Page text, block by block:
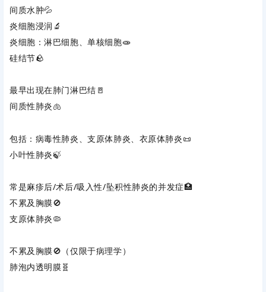
间质水肿💦
炎细胞浸润🔬
炎细胞：淋巴细胞、单核细胞🧫
硅结节‌🪨
最早出现在‌肺门淋巴结 ‌🚪
间质性肺炎‌🫁
包括：病毒性肺炎、支原体肺炎、衣原体肺炎📜
小叶性肺炎‌🍃
常是麻疹后/术后/吸入性/坠积性肺炎的并发症🏥
不累及胸膜‌🚫
支原体肺炎‌🦠
不累及胸膜‌🚫（仅限于病理学）
肺泡内透明膜‌🧬